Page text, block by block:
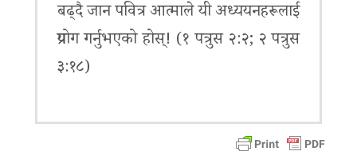
बढ्दै जान पवित्र आत्माले यी अध्ययनहरूलाई
प्रयोग गर्नुभएको होस्! (१ पत्रुस २:२; २ पत्रुस
३:१८)